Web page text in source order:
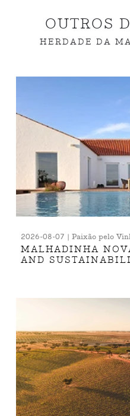
OUTROS
HERDADE DA
2026-08-07 | Paixão pelo
MALHADINHA
AND